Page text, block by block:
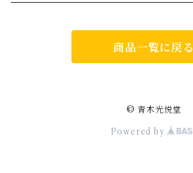
瓶入り金平糖(手提げ袋付)
商品一覧に戻る
© 青木光悦堂
Powered by